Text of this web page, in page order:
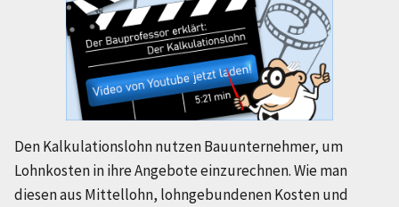
Den Kalkulationslohn nutzen Bauunternehmer, um
Lohnkosten in ihre Angebote einzurechnen. Wie man
diesen aus Mittellohn, lohngebundenen Kosten und